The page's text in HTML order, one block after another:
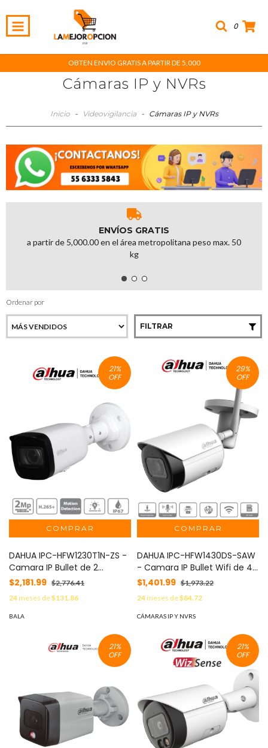
0
OBTEN ENVIO GRATIS A PARTIR DE 5,000
Cámaras IP y NVRs
Inicio - Videovigilancia - Cámaras IP y NVRs
ENVÍOS GRATIS
a partir de 5,000.00 en el área metropolitana peso max. 50
kg
Ordenar por
FILTRAR
21%
OFF
DAHUA IPC-HFW1230T1N-ZS -
Camara IP Bullet de 2
Megapixeles/ Lente
Motorizado de 2.8 a 12mm/
H.265+/ IR de 50 Mts/ IP67/
PoE/ Ranura para MicroSD/
$2,181.99 $2,776.41
24meses de$131.86
BALA
29%
OFF
DAHUA IPC-HFW1430DS-SAW
- Camara IP Bullet Wifi de 4
Megapixeles/ Lente de
2.8mm/ 90 Grados de
Apertura/ H.265+/ IR de 30
Metros/ Microfono
MicroSD/ Metalica/ IP67/
DWDR/ Videoanaliticos con
SMD/ #MCI2 #IPMC
$1,401.99 $1,973.22
24meses de$84.72
CÁMARAS IP Y NVRS
21%
OFF
21%
OFF